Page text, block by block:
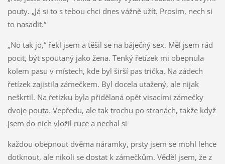
pouty. „Já si to s tebou chci dnes vážně užít. Prosím, nech si
to nasadit.“
„No tak jo,“ řekl jsem a těšil se na báječný sex. Měl jsem rád
pocit, být spoutaný jako žena. Tenký řetízek mi obepnula
kolem pasu v místech, kde byl širší pas trička. Na zádech
řetízek zajistila zámečkem. Byl docela utažený, ale nijak
neškrtil. Na řetízku byla přidělaná opět visacími zámečky
dvoje pouta. Vepředu, ale tak trochu po stranách, takže když
jsem do nich vložil ruce a nechal si
každou obepnout dvěma náramky, prsty jsem se mohl lehce
dotknout, ale nikoli se dostat k zámečkům. Věděl jsem, že z